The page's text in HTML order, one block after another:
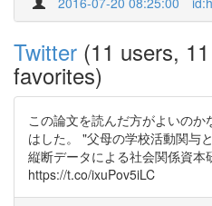
Twitter (11 users,
favorites)
この論文を読んだ方がよいのか
はした。 "父母の学校活動関
縦断データによる社会関係資
https://t.co/ixuPov5iLC